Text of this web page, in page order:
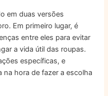
em duas versões
Em primeiro lugar, é
entre eles para evitar
a vida útil das roupas.
específicas, e
na hora de fazer a escolha